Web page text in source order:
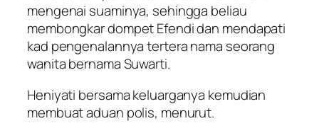
mengenai suaminya, sehingga beliau
membongkar dompet Efendi dan mendapati
kad pengenalannya tertera nama seorang
wanita bernama Suwarti.
Heniyati bersama keluarganya kemudian
membuat aduan polis, menurut.